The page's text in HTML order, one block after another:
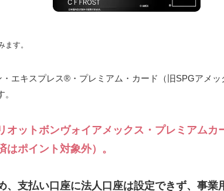
す。
エキスプレス®・プレミアム・カード（旧SPGアメッ
オットボンヴォイアメックス・プレミアムカ
ポイント対象外）。
、支払い口座に法人口座は設定できず、事業